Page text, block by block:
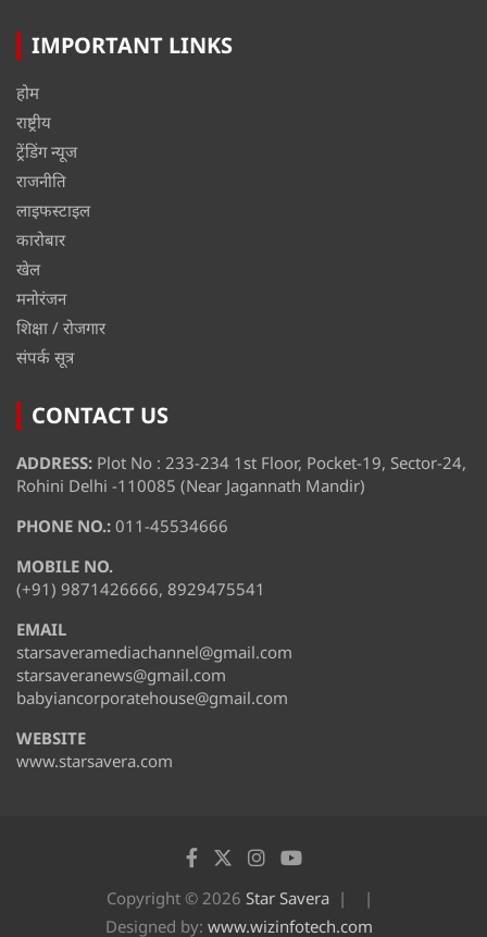
IMPORTANT LINKS
होम
राष्ट्रीय
ट्रेंडिंग न्यूज
राजनीति
लाइफस्टाइल
कारोबार
खेल
मनोरंजन
शिक्षा / रोजगार
संपर्क सूत्र
CONTACT US
ADDRESS: Plot No : 233-234 1st Floor, Pocket-19, Sector-24,
Rohini Delhi -110085 (Near Jagannath Mandir)
PHONE NO.: 011-45534666
MOBILE NO.
(+91) 9871426666, 8929475541
EMAIL
starsaveramediachannel@gmail.com
starsaveranews@gmail.com
babyiancorporatehouse@gmail.com
WEBSITE
www.starsavera.com
Copyright © 2026 Star Savera
Designed by: www.wizinfotech.com